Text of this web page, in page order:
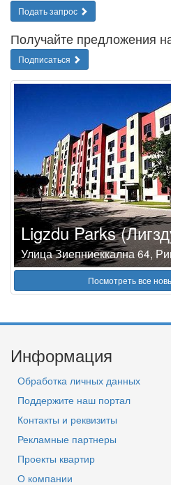
Подать запрос
Получайте предложения
Подписаться
Ligzdu Parks
Улица Зиепниеккална 64,
Посмотреть все
Информация
Обработка личных данных
Поддержите наш портал
Контакты и реквизиты
Рекламные партнеры
Проекты квартир
О компании